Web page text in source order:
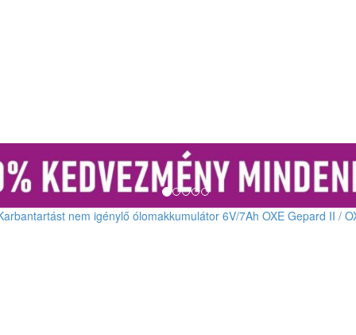
nem igénylő ólomakkumulátor 6V/7Ah OXE Gepard II /